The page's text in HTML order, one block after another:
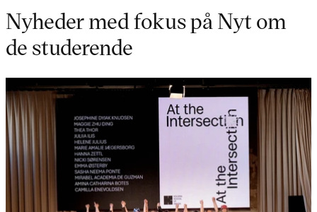
Nyheder med fokus på Nyt om
de studerende